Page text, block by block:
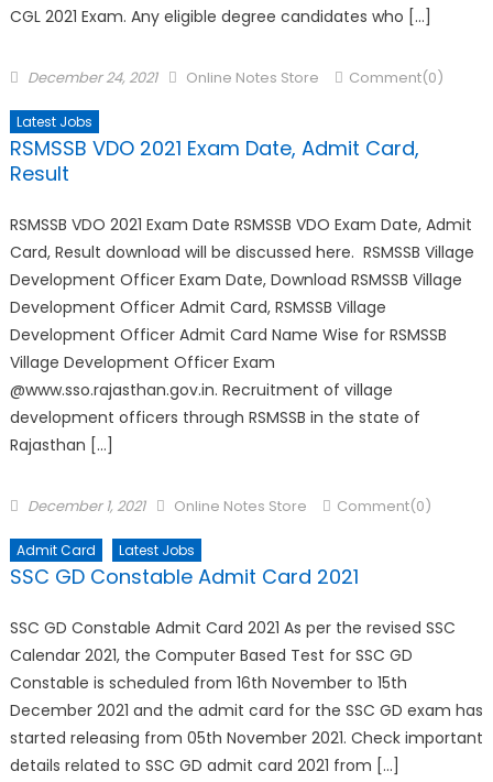
CGL 2021 Exam. Any eligible degree candidates who […]
December 24, 2021 Online Notes Store Comment(0)
Latest Jobs
RSMSSB VDO 2021 Exam Date, Admit Card,
Result
RSMSSB VDO 2021 Exam Date RSMSSB VDO Exam Date, Admit
Card, Result download will be discussed here. RSMSSB Village
Development Officer Exam Date, Download RSMSSB Village
Development Officer Admit Card, RSMSSB Village
Development Officer Admit Card Name Wise for RSMSSB
Village Development Officer Exam
@www.sso.rajasthan.gov.in. Recruitment of village
development officers through RSMSSB in the state of
Rajasthan […]
December 1, 2021 Online Notes Store Comment(0)
Admit Card Latest Jobs
SSC GD Constable Admit Card 2021
SSC GD Constable Admit Card 2021 As per the revised SSC
Calendar 2021, the Computer Based Test for SSC GD
Constable is scheduled from 16th November to 15th
December 2021 and the admit card for the SSC GD exam has
started releasing from 05th November 2021. Check important
details related to SSC GD admit card 2021 from […]